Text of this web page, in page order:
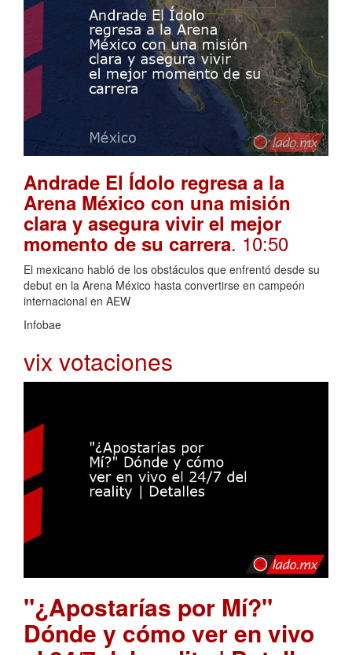
Andrade El Ídolo regresa a la
Arena México con una misión
clara y asegura vivir el mejor
momento de su carrera. 10:50
El mexicano habló de los obstáculos que enfrentó desde su
debut en la Arena México hasta convertirse en campeón
internacional en AEW
Infobae
vix votaciones
"¿Apostarías por Mí?"
Dónde y cómo ver en vivo